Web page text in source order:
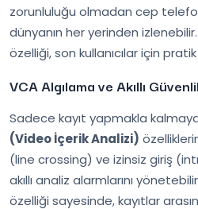
zorunluluğu olmadan cep
dünyanın her yerinden
özelliği, son kullanıcılar için
VCA Algılama ve Akıllı
Sadece kayıt yapmakla
(Video İçerik Analizi)
(line crossing) ve izinsiz giriş
akıllı analiz alarmlarını
özelliği sayesinde, kayıtlar